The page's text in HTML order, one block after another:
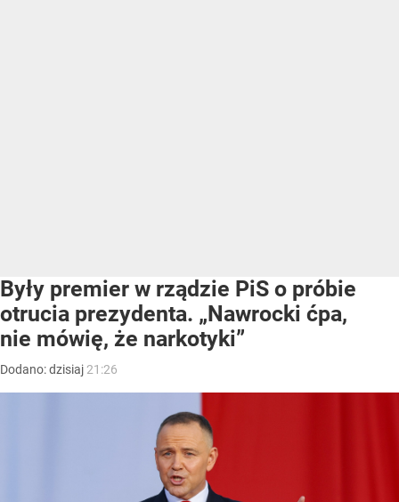
Były premier w rządzie PiS o próbie
otrucia prezydenta. „Nawrocki ćpa,
nie mówię, że narkotyki”
Dodano:dzisiaj 21:26